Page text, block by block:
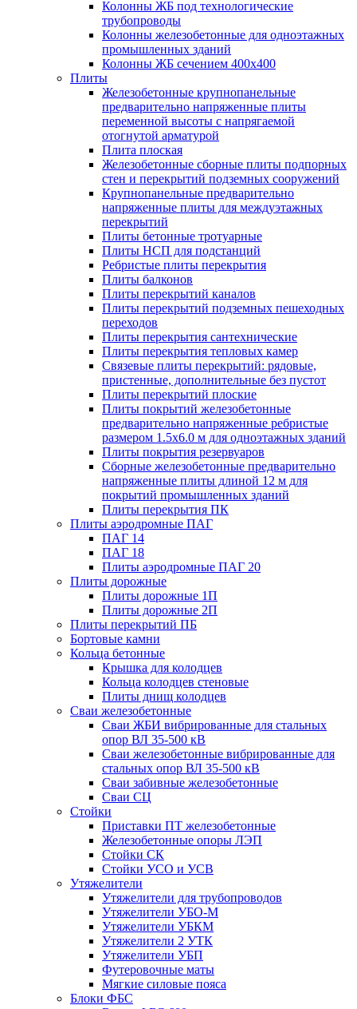
Колонны ЖБ под технологические
трубопроводы
Колонны железобетонные для одноэтажных
промышленных зданий
Колонны ЖБ сечением 400х400
Плиты
Железобетонные крупнопанельные
предварительно напряженные плиты
переменной высоты с напрягаемой
отогнутой арматурой
Плита плоская
Железобетонные сборные плиты подпорных
стен и перекрытий подземных сооружений
Крупнопанельные предварительно
напряженные плиты для междуэтажных
перекрытий
Плиты бетонные тротуарные
Плиты НСП для подстанций
Ребристые плиты перекрытия
Плиты балконов
Плиты перекрытий каналов
Плиты перекрытий подземных пешеходных
переходов
Плиты перекрытия сантехнические
Плиты перекрытия тепловых камер
Связевые плиты перекрытий: рядовые,
пристенные, дополнительные без пустот
Плиты перекрытий плоские
Плиты покрытий железобетонные
предварительно напряженные ребристые
размером 1.5х6.0 м для одноэтажных зданий
Плиты покрытия резервуаров
Сборные железобетонные предварительно
напряженные плиты длиной 12 м для
покрытий промышленных зданий
Плиты перекрытия ПК
Плиты аэродромные ПАГ
ПАГ 14
ПАГ 18
Плиты аэродромные ПАГ 20
Плиты дорожные
Плиты дорожные 1П
Плиты дорожные 2П
Плиты перекрытий ПБ
Бортовые камни
Кольца бетонные
Крышка для колодцев
Кольца колодцев стеновые
Плиты днищ колодцев
Сваи железобетонные
Сваи ЖБИ вибрированные для стальных
опор ВЛ 35-500 кВ
Сваи железобетонные вибрированные для
стальных опор ВЛ 35-500 кВ
Сваи забивные железобетонные
Сваи СЦ
Стойки
Приставки ПТ железобетонные
Железобетонные опоры ЛЭП
Стойки СК
Стойки УСО и УСВ
Утяжелители
Утяжелители для трубопроводов
Утяжелители УБО-М
Утяжелители УБКМ
Утяжелители 2 УТК
Утяжелители УБП
Футеровочные маты
Мягкие силовые пояса
Блоки ФБС